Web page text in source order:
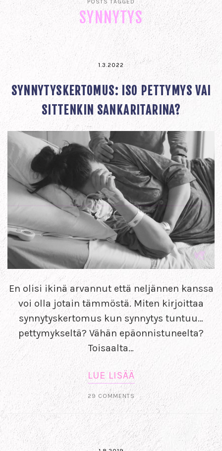
SYNNYTYS
1.3.2022
SYNNYTYSKERTOMUS: ISO PETTYMYS VAI
SITTENKIN SANKARITARINA?
En olisi ikinä arvannut että neljännen kanssa
voi olla jotain tämmöstä. Miten kirjoittaa
synnytyskertomus kun synnytys tuntuu…
pettymykseltä? Vähän epäonnistuneelta?
Toisaalta…
LUE LISÄÄ
29 COMMENTS